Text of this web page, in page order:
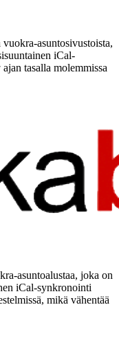
asuntosivustoista,
iCal-
tasalla molemmissa
asuntoalustaa, joka on
iCal-synkronointi
mikä vähentää